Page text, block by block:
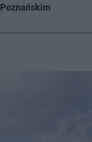
Poznańskim